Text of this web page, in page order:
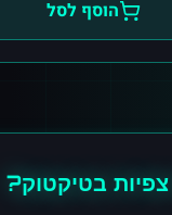
הוסף לסל
צפיות בטיקטוק?